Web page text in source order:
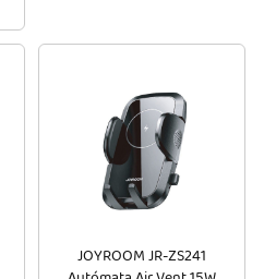
JOYROOM JR-ZS241